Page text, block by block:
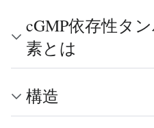
cGMP依存性タ
素とは
構造